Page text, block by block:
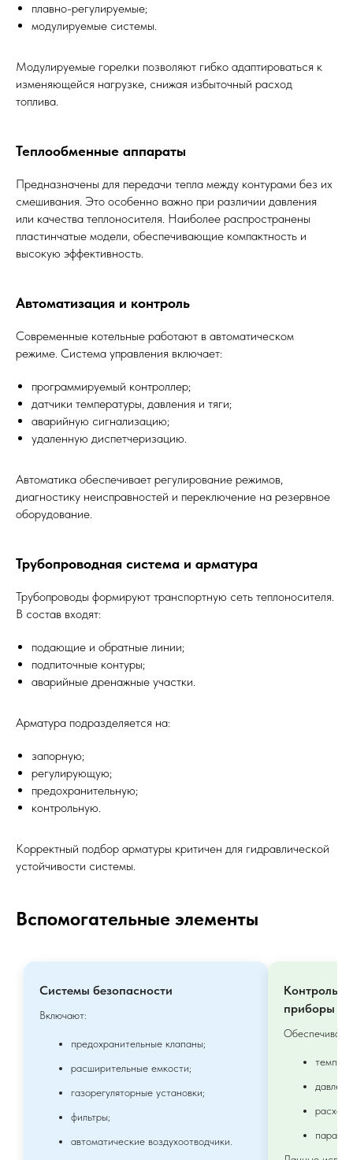
плавно-регулируемые;
модулируемые системы.
Модулируемые горелки позволяют гибко адаптироваться к
изменяющейся нагрузке, снижая избыточный расход
топлива.
Теплообменные аппараты
Предназначены для передачи тепла между контурами без их
смешивания. Это особенно важно при различии давления
или качества теплоносителя. Наиболее распространены
пластинчатые модели, обеспечивающие компактность и
высокую эффективность.
Автоматизация и контроль
Современные котельные работают в автоматическом
режиме. Система управления включает:
программируемый контроллер;
датчики температуры, давления и тяги;
аварийную сигнализацию;
удаленную диспетчеризацию.
Автоматика обеспечивает регулирование режимов,
диагностику неисправностей и переключение на резервное
оборудование.
Трубопроводная система и арматура
Трубопроводы формируют транспортную сеть теплоносителя.
В состав входят:
подающие и обратные линии;
подпиточные контуры;
аварийные дренажные участки.
Арматура подразделяется на:
запорную;
регулирующую;
предохранительную;
контрольную.
Корректный подбор арматуры критичен для гидравлической
устойчивости системы.
Вспомогательные элементы
Системы безопасности
Включают:
предохранительные клапаны;
расширительные емкости;
газорегуляторные установки;
фильтры;
автоматические воздухоотводчики.
приборы